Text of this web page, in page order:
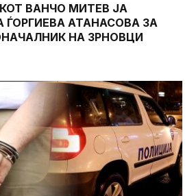
ВАНЧО МИТЕВ ЈА
АТАНАСОВА ЗА
НА ЗРНОВЦИ